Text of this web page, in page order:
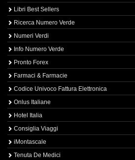
Libri Best Sellers
Ricerca Numero Verde
Numeri Verdi
Info Numero Verde
Pronto Forex
Farmaci & Farmacie
Codice Univoco Fattura Elettronica
Onlus Italiane
Hotel Italia
Consiglia Viaggi
iMontascale
Tenuta De Medici